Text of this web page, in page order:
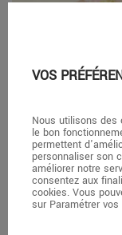
VOS
Nous utilisons des
le bon
permettent
personnaliser son
améliorer notre
consentez aux
cookies. Vous
sur Paramétrer